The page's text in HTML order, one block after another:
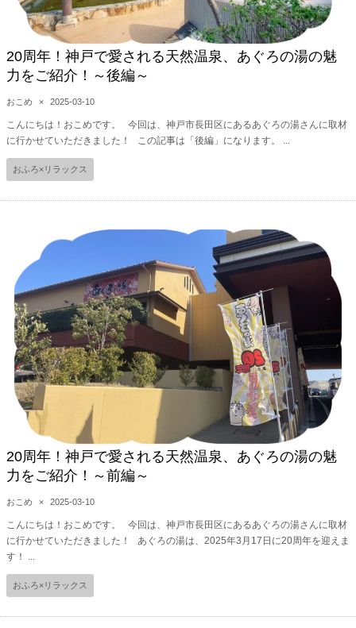
20周年！神戸で愛される天然温泉、あぐろの湯の魅
力をご紹介！～後編～
おこめ × 2025-03-10
こんにちは！おこめです。 今回は、神戸市長田区にあるあぐろの湯さんに取材
に行かせていただきました！ この記事は「後編」になります。 ...
おふろ×リラックス
20周年！神戸で愛される天然温泉、あぐろの湯の魅
力をご紹介！～前編～
おこめ × 2025-03-10
こんにちは！おこめです。 今回は、神戸市長田区にあるあぐろの湯さんに取材
に行かせていただきました！ あぐろの湯は、2025年3月17日に20周年を迎えま
す！ ...
おふろ×リラックス